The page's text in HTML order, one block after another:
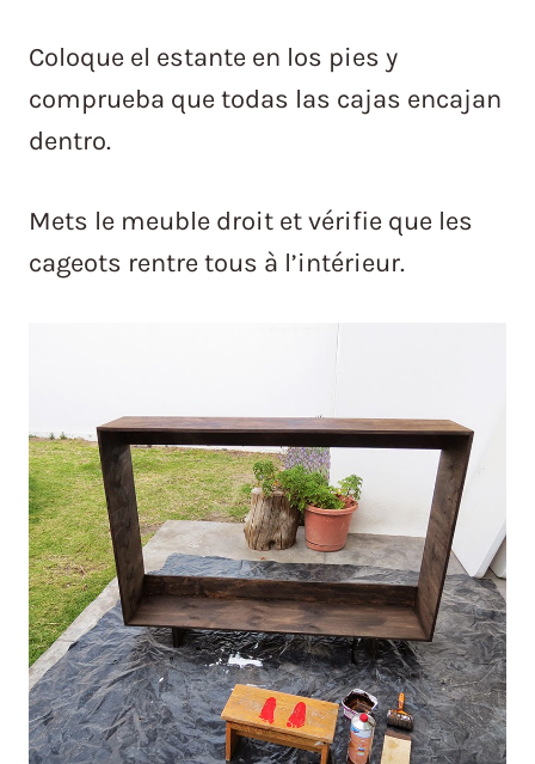
Coloque el estante en los pies y
comprueba que todas las cajas encajan
dentro.
Mets le meuble droit et vérifie que les
cageots rentre tous à l’intérieur.